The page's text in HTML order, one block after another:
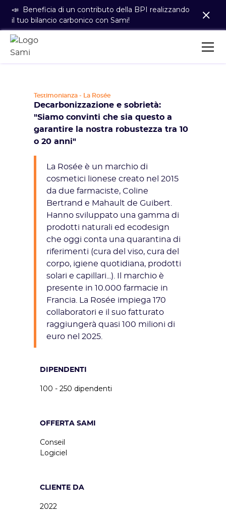
📣 Beneficia di un contributo della BPI realizzando
il tuo bilancio carbonico con Sami!
Testimonianza - La Rosée
Decarbonizzazione e sobrietà:
"Siamo convinti che sia questo a
garantire la nostra robustezza tra 10
o 20 anni"
La Rosée è un marchio di
cosmetici lionese creato nel 2015
da due farmaciste, Coline
Bertrand e Mahault de Guibert.
Hanno sviluppato una gamma di
prodotti naturali ed ecodesign
che oggi conta una quarantina di
riferimenti (cura del viso, cura del
corpo, igiene quotidiana, prodotti
solari e capillari...). Il marchio è
presente in 10.000 farmacie in
Francia. La Rosée impiega 170
collaboratori e il suo fatturato
raggiungerà quasi 100 milioni di
euro nel 2025.
DIPENDENTI
100 - 250 dipendenti
OFFERTA SAMI
Conseil
Logiciel
CLIENTE DA
2022